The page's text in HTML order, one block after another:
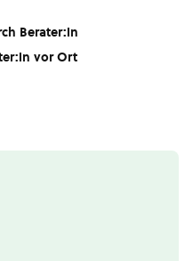
Berater:in
vor Ort